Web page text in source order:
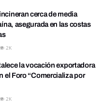
cerca de media
asegurada en las costas
2K
la vocación exportadora
el Foro “Comercializa por
2K